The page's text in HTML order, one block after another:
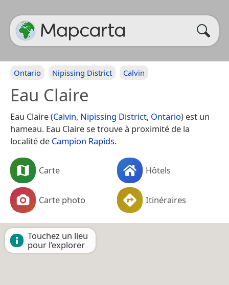
Ontario Nipissing District Calvin
Eau Claire
Eau Claire (Calvin, Nipissing District, Ontario) est un
hameau. Eau Claire se trouve à proximité de la
localité de Campion Rapids.
Carte Hôtels
Carte photo Itinéraires
Touchez un lieu
pour l’explorer